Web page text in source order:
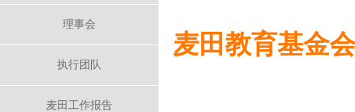
理事会
执行团队
麦田工作报告
麦田教育基金